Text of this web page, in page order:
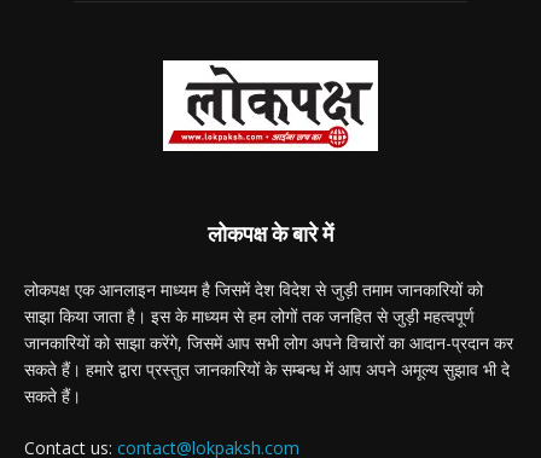
लोकपक्ष के बारे में
लोकपक्ष एक आनलाइन माध्यम है जिसमें देश विदेश से जुड़ी तमाम जानकारियों को
साझा किया जाता है। इस के माध्यम से हम लोगों तक जनहित से जुड़ी महत्वपूर्ण
जानकारियों को साझा करेंगे, जिसमें आप सभी लोग अपने विचारों का आदान-प्रदान कर
सकते हैं। हमारे द्वारा प्रस्तुत जानकारियों के सम्बन्ध में आप अपने अमूल्य सुझाव भी दे
सकते हैं।
Contact us: contact@lokpaksh.com